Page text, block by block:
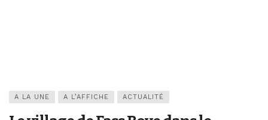
A LA UNE A L’AFFICHE ACTUALITÉ